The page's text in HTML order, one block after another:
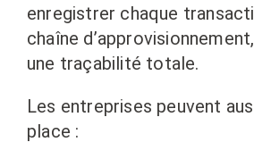
enregistrer chaque
chaîne
une traçabilité totale.
Les entreprises peuvent
place :